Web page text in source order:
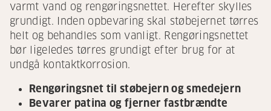
varmt vand og rengøringsnettet. Herefter skylles
grundigt. Inden opbevaring skal støbejernet tørres
helt og behandles som vanligt. Rengøringsnettet
bør ligeledes tørres grundigt efter brug for at
undgå kontaktkorrosion.
Rengøringsnet til støbejern og smedejern
Bevarer patina og fjerner fastbrændte